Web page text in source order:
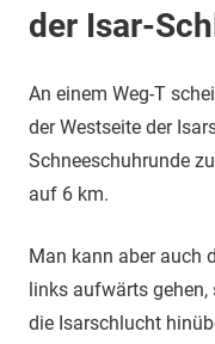
der Isar-
An einem Weg-T
der Westseite der
Schneeschuhrunde
auf 6 km.
Man kann aber auch
links aufwärts gehen,
die Isarschlucht